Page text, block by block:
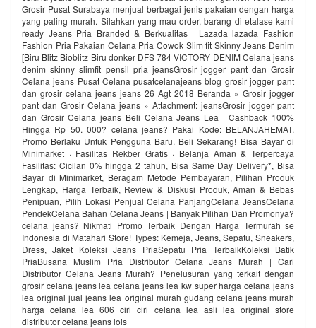
Grosir Pusat Surabaya menjual berbagai jenis pakaian dengan harga
yang paling murah. Silahkan yang mau order, barang di etalase kami
ready Jeans Pria Branded & Berkualitas | Lazada lazada Fashion
Fashion Pria Pakaian Celana Pria Cowok Slim fit Skinny Jeans Denim
[Biru Blitz Bioblitz Biru donker DFS 784 VICTORY DENIM Celana jeans
denim skinny slimfit pensil pria jeansGrosir jogger pant dan Grosir
Celana jeans Pusat Celana pusatcelanajeans blog grosir jogger pant
dan grosir celana jeans jeans 26 Agt 2018 Beranda » Grosir jogger
pant dan Grosir Celana jeans » Attachment: jeansGrosir jogger pant
dan Grosir Celana jeans Beli Celana Jeans Lea | Cashback 100%
Hingga Rp 50. 000? celana jeans? Pakai Kode: BELANJAHEMAT.
Promo Berlaku Untuk Pengguna Baru. Beli Sekarang! Bisa Bayar di
Minimarket · Fasilitas Rekber Gratis · Belanja Aman & Terpercaya
Fasilitas: Cicilan 0% hingga 2 tahun, Bisa Same Day Delivery*, Bisa
Bayar di Minimarket, Beragam Metode Pembayaran, Pilihan Produk
Lengkap, Harga Terbaik, Review & Diskusi Produk, Aman & Bebas
Penipuan, Pilih Lokasi Penjual Celana PanjangCelana JeansCelana
PendekCelana Bahan Celana Jeans | Banyak Pilihan Dan Promonya?
celana jeans? Nikmati Promo Terbaik Dengan Harga Termurah se
Indonesia di Matahari Store! Types: Kemeja, Jeans, Sepatu, Sneakers,
Dress, Jaket Koleksi Jeans PriaSepatu Pria TerbaikKoleksi Batik
PriaBusana Muslim Pria Distributor Celana Jeans Murah | Cari
Distributor Celana Jeans Murah? Penelusuran yang terkait dengan
grosir celana jeans lea celana jeans lea kw super harga celana jeans
lea original jual jeans lea original murah gudang celana jeans murah
harga celana lea 606 ciri ciri celana lea asli lea original store
distributor celana jeans lois